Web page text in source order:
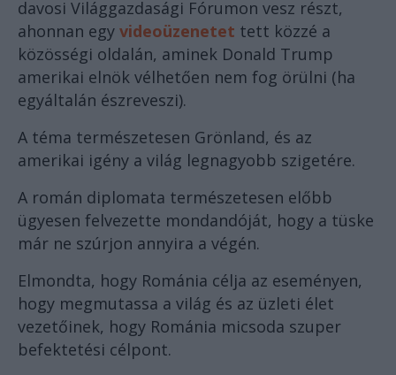
davosi Világgazdasági Fórumon vesz részt,
ahonnan egy videoüzenetet tett közzé a
közösségi oldalán, aminek Donald Trump
amerikai elnök vélhetően nem fog örülni (ha
egyáltalán észreveszi).
A téma természetesen Grönland, és az
amerikai igény a világ legnagyobb szigetére.
A román diplomata természetesen előbb
ügyesen felvezette mondandóját, hogy a tüske
már ne szúrjon annyira a végén.
Elmondta, hogy Románia célja az eseményen,
hogy megmutassa a világ és az üzleti élet
vezetőinek, hogy Románia micsoda szuper
befektetési célpont.